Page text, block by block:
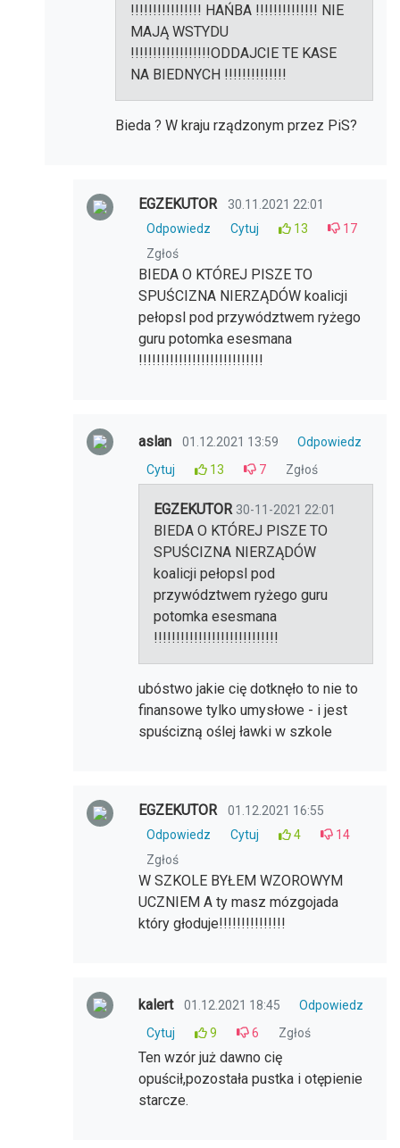
!!!!!!!!!!!!!!!! HAŃBA !!!!!!!!!!!!!! NIE
MAJĄ WSTYDU
!!!!!!!!!!!!!!!!!!ODDAJCIE TE KASE
NA BIEDNYCH !!!!!!!!!!!!!!
Bieda ? W kraju rządzonym przez PiS?
EGZEKUTOR
30.11.2021 22:01
Odpowiedz
Cytuj 13
17
Zgłoś
BIEDA O KTÓREJ PISZE TO
SPUŚCIZNA NIERZĄDÓW koalicji
pełopsl pod przywództwem ryżego
guru potomka esesmana
!!!!!!!!!!!!!!!!!!!!!!!!!!!!
aslan 01.12.2021 13:59
Odpowiedz
Cytuj
13 7 Zgłoś
EGZEKUTOR 30-11-2021 22:01
BIEDA O KTÓREJ PISZE TO
SPUŚCIZNA NIERZĄDÓW
koalicji pełopsl pod
przywództwem ryżego guru
potomka esesmana
!!!!!!!!!!!!!!!!!!!!!!!!!!!!
ubóstwo jakie cię dotknęło to nie to
finansowe tylko umysłowe - i jest
spuścizną oślej ławki w szkole
EGZEKUTOR
01.12.2021 16:55
Odpowiedz
Cytuj 4
14
Zgłoś
W SZKOLE BYŁEM WZOROWYM
UCZNIEM A ty masz mózgojada
który głoduje!!!!!!!!!!!!!!!
kalert 01.12.2021 18:45
Odpowiedz
Cytuj
9 6 Zgłoś
Ten wzór już dawno cię
opuścił,pozostała pustka i otępienie
starcze.